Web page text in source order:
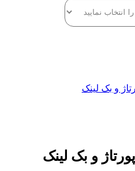
و بک لینک
و بک لینک